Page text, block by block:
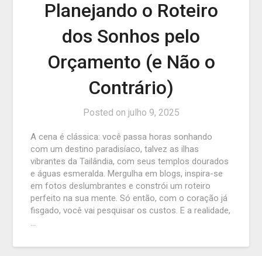
Planejando o Roteiro
dos Sonhos pelo
Orçamento (e Não o
Contrário)
Posted on julho 9, 2025
A cena é clássica: você passa horas sonhando
com um destino paradisíaco, talvez as ilhas
vibrantes da Tailândia, com seus templos dourados
e águas esmeralda. Mergulha em blogs, inspira-se
em fotos deslumbrantes e constrói um roteiro
perfeito na sua mente. Só então, com o coração já
fisgado, você vai pesquisar os custos. E a realidade,
…